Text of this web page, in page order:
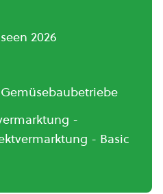
2026
-
- Basic